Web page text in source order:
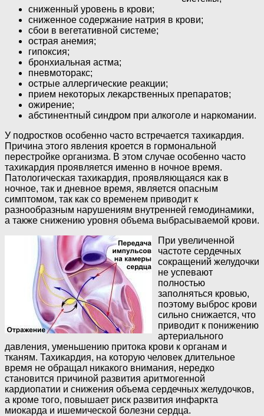
сниженный уровень в крови;
сниженное содержание натрия в крови;
сбои в вегетативной системе;
острая анемия;
гипоксия;
бронхиальная астма;
пневмоторакс;
острые аллергические реакции;
прием некоторых лекарственных препаратов;
ожирение;
абстинентный синдром при алкоголе и наркомании.
У подростков особенно часто встречается тахикардия.
Причина этого явления кроется в гормональной
перестройке организма. В этом случае особенно часто
тахикардия проявляется именно в ночное время.
Патологическая тахикардия, проявляющаяся как в
ночное, так и дневное время, является опасным
симптомом, так как со временем приводит к
разнообразным нарушениям внутренней гемодинамики,
а также снижению уровня объема выбрасываемой крови.
При увеличенной
частоте сердечных
сокращений желудочки
не успевают
полностью
заполняться кровью,
поэтому выброс крови
сильно снижается, что
приводит к понижению
артериального
давления, уменьшению притока крови к органам и
тканям. Тахикардия, на которую человек длительное
время не обращал никакого внимания, нередко
становится причиной развития аритмогенной
кардиопатии и снижения объема сердечных желудочков,
а кроме того, повышает риск развития инфаркта
миокарда и ишемической болезни сердца.